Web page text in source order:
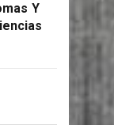
Y